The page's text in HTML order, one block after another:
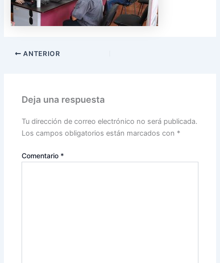
ANTERIOR
Deja una respuesta
Tu dirección de correo electrónico no será publicada.
Los campos obligatorios están marcados con *
Comentario *